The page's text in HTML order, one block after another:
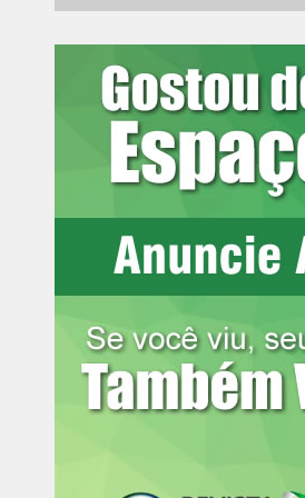
no Senado vencem em setembro e
créditos extraordinários para
eventos climáticos extremos em
) e em Pernambuco e
), além de ações de
florestais (MP 1.367/2026).
As MPs que liberam créditos
situações de urgência permitem o
imediato. Ainda assim, o
analisar cada medida provisória no
Se aprovada, ela se converte em
valor disponível ao Poder